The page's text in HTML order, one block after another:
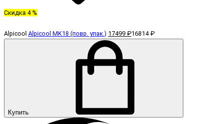
Скидка 4 %
Alpicool Alpicool MK18 (повр. упак.) 17499 ₽16814 ₽
Купить